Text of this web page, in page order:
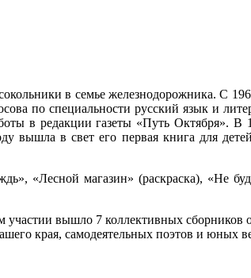
в семье железнодорожника. С
по специальности русский язык и
в редакции газеты «Путь Октября». В
вышла в свет его первая книга для
«Лесной магазин» (раскраска), «Не
участии вышло 7 коллективных сборников
края, самодеятельных поэтов и юных